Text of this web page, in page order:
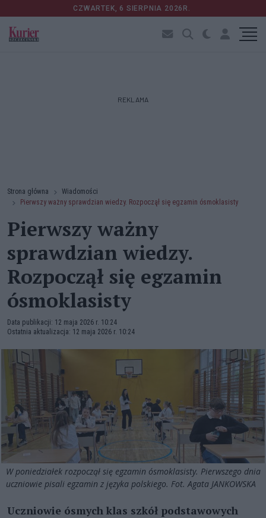
CZWARTEK, 6 SIERPNIA 2026R.
REKLAMA
Strona główna
Wiadomości
Pierwszy ważny sprawdzian wiedzy. Rozpoczął się egzamin ósmoklasisty
Pierwszy ważny
sprawdzian wiedzy.
Rozpoczął się egzamin
ósmoklasisty
Data publikacji: 12 maja 2026 r. 10:24
Ostatnia aktualizacja: 12 maja 2026 r. 10:24
W poniedziałek rozpoczął się egzamin ósmoklasisty. Pierwszego dnia
uczniowie pisali egzamin z języka polskiego. Fot. Agata JANKOWSKA
Uczniowie ósmych klas szkół podstawowych